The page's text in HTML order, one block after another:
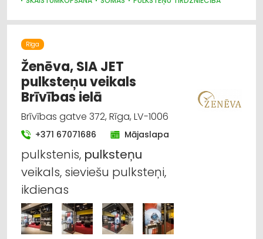
SŪKŅI, PUMPJI, VĀRSTI, VENTIĻI
SAIMNIECĪBAS PREČU TIRDZNIECĪBA
PĀRTIKAS PIEDEVAS, GARŠVIELAS, UZTURA BAGĀTINĀTĀJI
Rīga
Ženēva, SIA JET
pulksteņu veikals
Brīvības ielā
Brīvības gatve 372, Rīga, LV-1006
+371 67071686 Mājaslapa
pulkstenis, pulksteņu
veikals, sieviešu pulksteņi,
ikdienas